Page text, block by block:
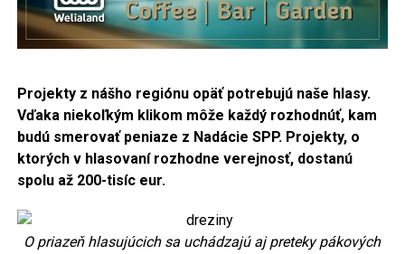
Projekty z nášho regiónu opäť potrebujú naše hlasy.
Vďaka niekoľkým klikom môže každý rozhodnúť, kam
budú smerovať peniaze z Nadácie SPP. Projekty, o
ktorých v hlasovaní rozhodne verejnosť, dostanú
spolu až 200-tisíc eur.
O priazeň hlasujúcich sa uchádzajú aj preteky pákových